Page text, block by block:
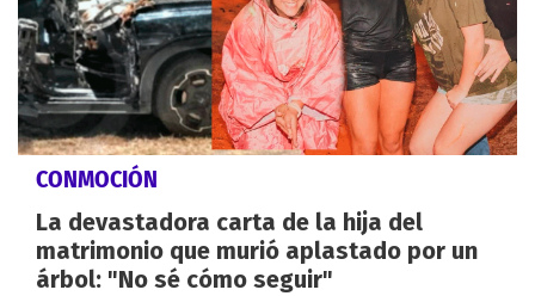
CONMOCIÓN
La devastadora carta de la hija del
matrimonio que murió aplastado por un
árbol: "No sé cómo seguir"